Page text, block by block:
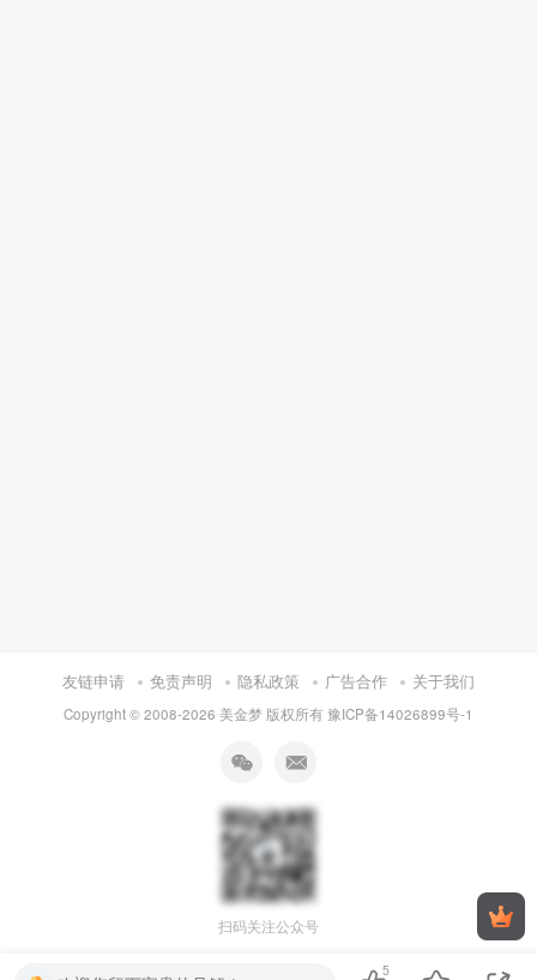
友链申请 免责声明 隐私政策 广告合作 关于我们
Copyright © 2008-2026 美金梦 版权所有 豫ICP备14026899号-1
扫码关注公众号
5